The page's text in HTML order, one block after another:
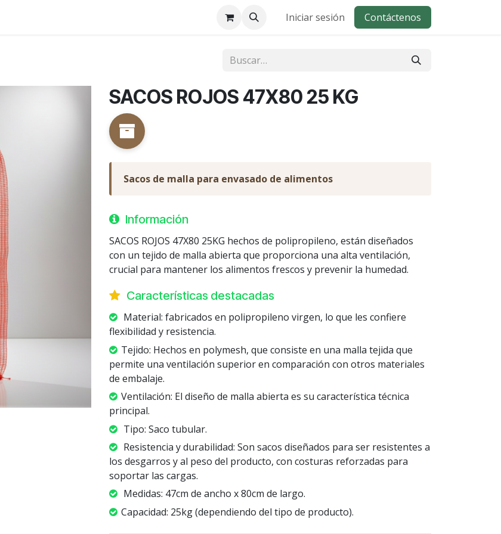
Iniciar sesión Contáctenos
SACOS ROJOS 47X80 25 KG
Sacos de malla para envasado de alimentos
Información
SACOS ROJOS 47X80 25KG hechos de polipropileno, están diseñados
con un tejido de malla abierta que proporciona una alta ventilación,
crucial para mantener los alimentos frescos y prevenir la humedad.
Características destacadas
Material: fabricados en polipropileno virgen, lo que les confiere
flexibilidad y resistencia.
Tejido: Hechos en polymesh, que consiste en una malla tejida que
permite una ventilación superior en comparación con otros materiales
de embalaje.
Ventilación: El diseño de malla abierta es su característica técnica
principal.
Tipo: Saco tubular.
Resistencia y durabilidad: Son sacos diseñados para ser resistentes a
los desgarros y al peso del producto, con costuras reforzadas para
soportar las cargas.
Medidas: 47cm de ancho x 80cm de largo.
Capacidad: 25kg (dependiendo del tipo de producto).